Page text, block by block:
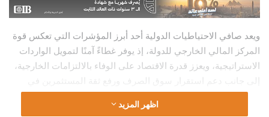
ويعد صافي الاحتياطيات الدولية أحد أبرز المؤشرات التي تعكس قوة
المركز المالي الخارجي للدولة، إذ يوفر غطاءً آمنًا لتمويل الواردات
الاستراتيجية، ويعزز قدرة الاقتصاد على الوفاء بالالتزامات الخارجية،
إلى جانب دعم استقرار سوق الصرف ورفع ثقة المستثمرين في
الاقتصاد المصري.
اظهر المزيد